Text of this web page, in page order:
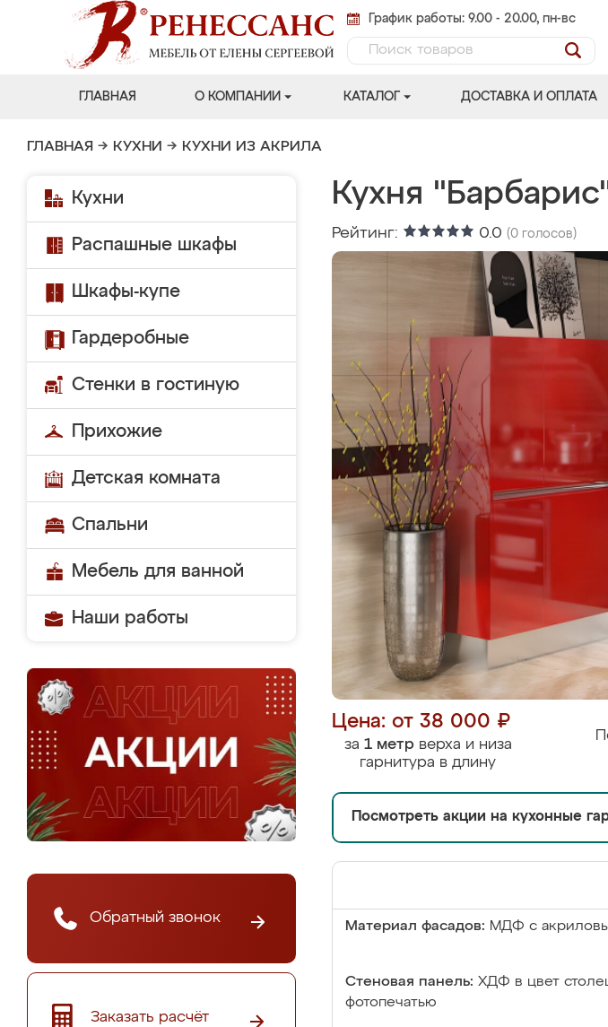
График работы: 9.00 - 20.00, пн-вс
ГЛАВНАЯ О КОМПАНИИ КАТАЛОГ ДОСТАВКА И ОПЛАТА
ГЛАВНАЯ → КУХНИ → КУХНИ ИЗ АКРИЛА
Кухни
Распашные шкафы
Шкафы-купе
Гардеробные
Стенки в гостиную
Прихожие
Детская комната
Спальни
Мебель для ванной
Наши работы
Обратный звонок
Заказать расчёт
Кухня
Рейтинг: 0.0 (0 голосов)
Цена: от 38 000 ₽
за 1 метрверха и низа
гарнитура в длину
Посмотреть акции на кухонные
Материал фасадов: МДФ с
Стеновая панель: ХДФ в цвет
фотопечатью